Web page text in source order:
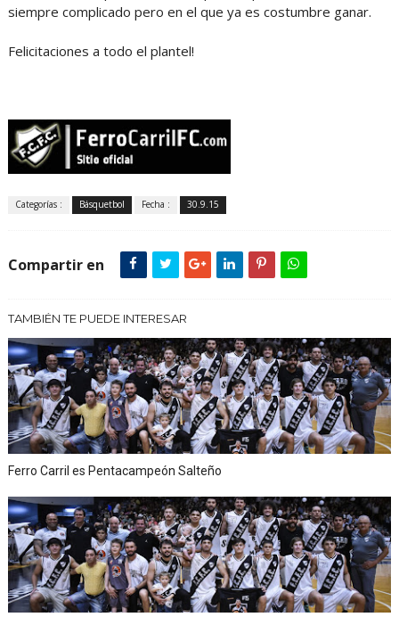
siempre complicado pero en el que ya es costumbre ganar.
Felicitaciones a todo el plantel!
Categorías : Básquetbol Fecha : 30.9.15
Compartir en
TAMBIÉN TE PUEDE INTERESAR
Ferro Carril es Pentacampeón Salteño